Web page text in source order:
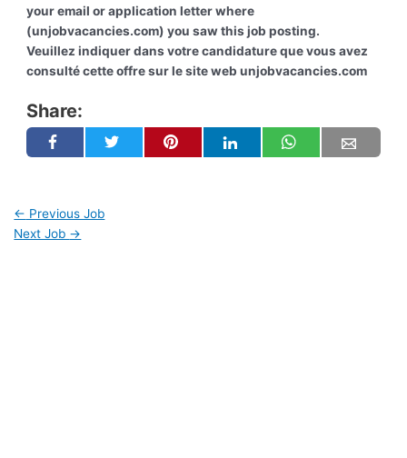
your email or application letter where
(unjobvacancies.com) you saw this job posting.
Veuillez indiquer dans votre candidature que vous avez
consulté cette offre sur le site web unjobvacancies.com
Share:
← Previous Job
Next Job →